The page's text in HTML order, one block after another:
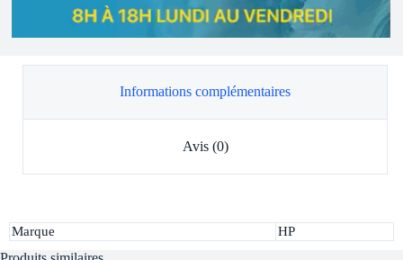
Informations complémentaires
Avis (0)
Marque HP